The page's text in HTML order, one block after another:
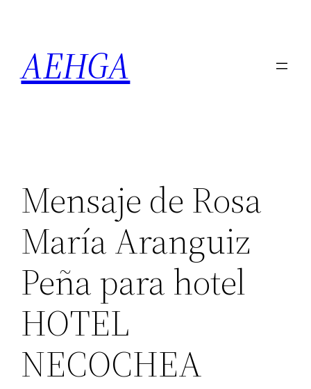
contenido
AEHGA
Mensaje de Rosa
María Aranguiz
Peña para hotel
HOTEL
NECOCHEA